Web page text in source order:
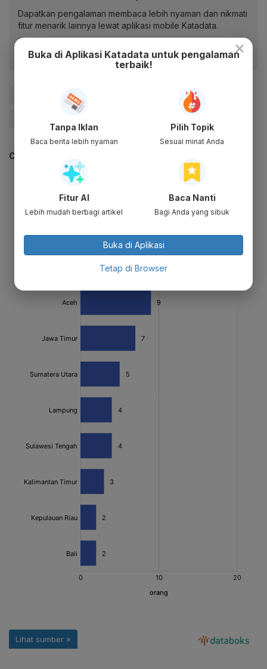
Dapatkan pengalaman membaca lebih nyaman dan nikmati
fitur menarik lainnya lewat aplikasi mobile Katadata.
#Virus Corona #Berita Hari Ini
CEK JUGA DATA INI
×
Buka di Aplikasi Katadata untuk pengalaman
terbaik!
Tanpa Iklan
Baca berita lebih nyaman
Pilih Topik
Sesuai minat Anda
Fitur AI
Lebih mudah berbagi artikel
Baca Nanti
Bagi Anda yang sibuk
Buka di Aplikasi
Tetap di Browser